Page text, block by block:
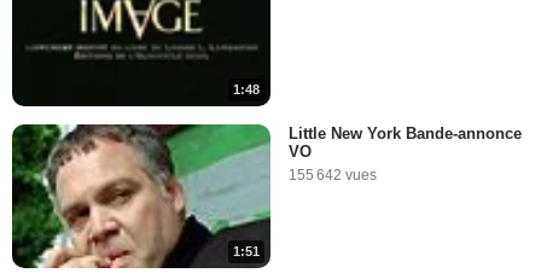
1:48
1:51
Little New York Bande-annonce
VO
155 642 vues